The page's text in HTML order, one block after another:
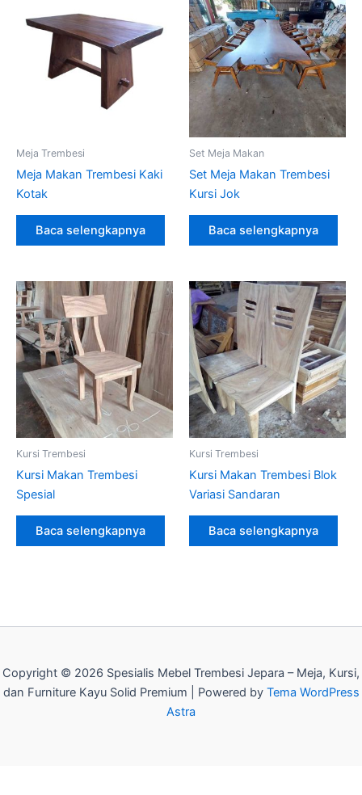
Meja Trembesi
Meja Makan Trembesi Kaki
Kotak
Baca selengkapnya
Set Meja Makan
Set Meja Makan Trembesi
Kursi Jok
Baca selengkapnya
Kursi Trembesi
Kursi Makan Trembesi
Spesial
Baca selengkapnya
Kursi Trembesi
Kursi Makan Trembesi Blok
Variasi Sandaran
Baca selengkapnya
Copyright © 2026 Spesialis Mebel Trembesi Jepara – Meja, Kursi,
dan Furniture Kayu Solid Premium | Powered by Tema WordPress
Astra